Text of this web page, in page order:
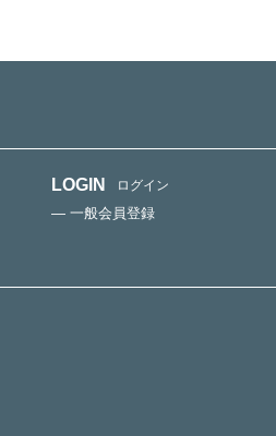
LOGIN ログイン
— 一般会員登録